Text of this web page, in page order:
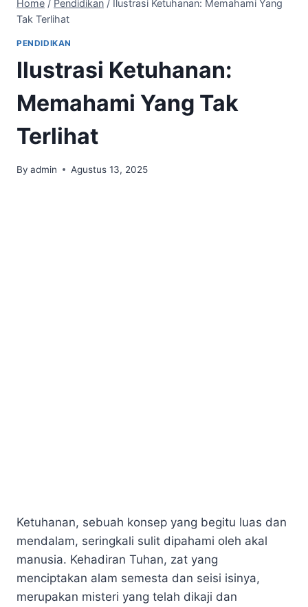
Home / Pendidikan / Ilustrasi Ketuhanan: Memahami Yang
Tak Terlihat
PENDIDIKAN
Ilustrasi Ketuhanan:
Memahami Yang Tak
Terlihat
By admin Agustus 13, 2025
Ketuhanan, sebuah konsep yang begitu luas dan
mendalam, seringkali sulit dipahami oleh akal
manusia. Kehadiran Tuhan, zat yang
menciptakan alam semesta dan seisi isinya,
merupakan misteri yang telah dikaji dan